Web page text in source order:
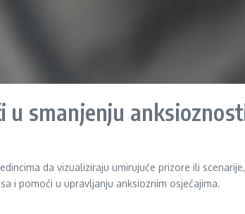
u smanjenju
da vizualiziraju umirujuće prizore ili
i pomoći u upravljanju anksioznim osjećajima.